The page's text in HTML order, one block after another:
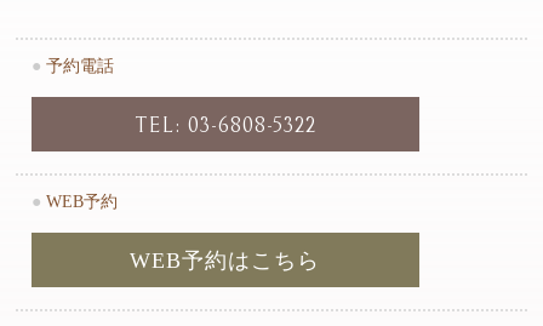
● 予約電話
TEL: 03-6808-5322
● WEB予約
WEB予約はこちら